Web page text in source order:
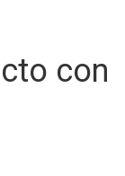
con